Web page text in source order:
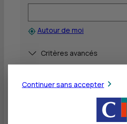
Autour de moi
Afficher
Critères avancés
Continuer sans accepter